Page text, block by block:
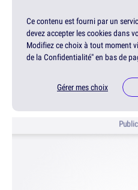
Ce contenu est fourni par un
devez accepter les cookies dans
Modifiez ce choix à tout moment
de la Confidentialité" en bas de
Gérer mes choix